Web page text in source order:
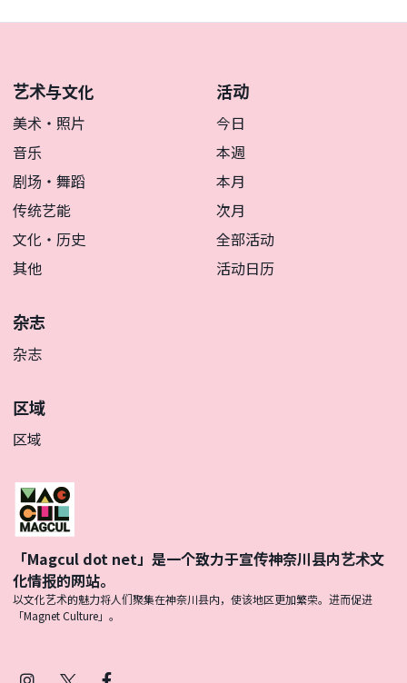
艺术与文化
美术・照片
音乐
剧场・舞蹈
传统艺能
文化・历史
其他
活动
今日
本週
本月
次月
全部活动
活动日历
杂志
杂志
区域
区域
「Magcul dot net」是一个致力于宣传神奈川县内艺术文
化情报的网站。
以文化艺术的魅力将人们聚集在神奈川县内，使该地区更加繁荣。进而促进
「Magnet Culture」。
InstagramFacebook